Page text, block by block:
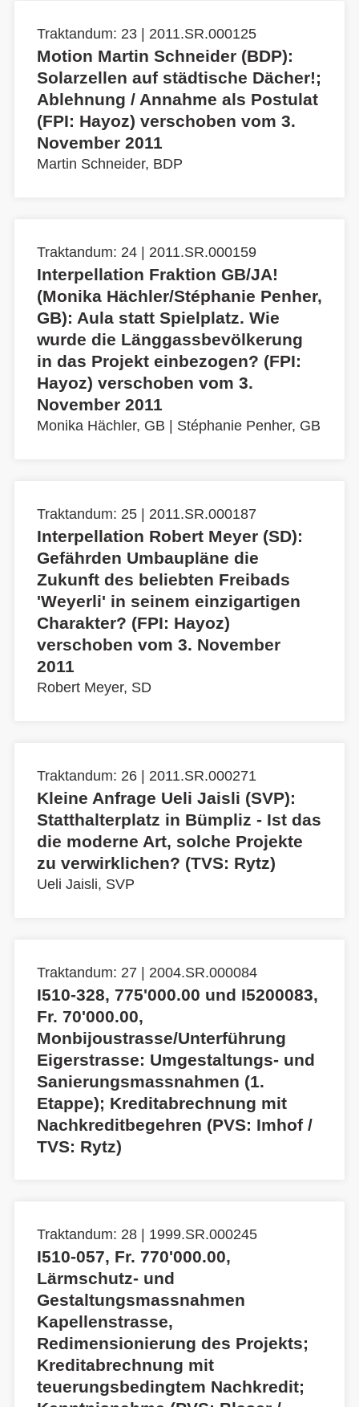
Traktandum: 23 | 2011.SR.000125
Motion Martin Schneider (BDP):
Solarzellen auf städtische Dächer!;
Ablehnung / Annahme als Postulat
(FPI: Hayoz) verschoben vom 3.
November 2011
Martin Schneider, BDP
Traktandum: 24 | 2011.SR.000159
Interpellation Fraktion GB/JA!
(Monika Hächler/Stéphanie Penher,
GB): Aula statt Spielplatz. Wie
wurde die Länggassbevölkerung
in das Projekt einbezogen? (FPI:
Hayoz) verschoben vom 3.
November 2011
Monika Hächler, GB Stéphanie Penher, GB
Traktandum: 25 | 2011.SR.000187
Interpellation Robert Meyer (SD):
Gefährden Umbaupläne die
Zukunft des beliebten Freibads
'Weyerli' in seinem einzigartigen
Charakter? (FPI: Hayoz)
verschoben vom 3. November
2011
Robert Meyer, SD
Traktandum: 26 | 2011.SR.000271
Kleine Anfrage Ueli Jaisli (SVP):
Statthalterplatz in Bümpliz - Ist das
die moderne Art, solche Projekte
zu verwirklichen? (TVS: Rytz)
Ueli Jaisli, SVP
Traktandum: 27 | 2004.SR.000084
I510-328, 775'000.00 und I5200083,
Fr. 70'000.00,
Monbijoustrasse/Unterführung
Eigerstrasse: Umgestaltungs- und
Sanierungsmassnahmen (1.
Etappe); Kreditabrechnung mit
Nachkreditbegehren (PVS: Imhof /
TVS: Rytz)
Traktandum: 28 | 1999.SR.000245
I510-057, Fr. 770'000.00,
Lärmschutz- und
Gestaltungsmassnahmen
Kapellenstrasse,
Redimensionierung des Projekts;
Kreditabrechnung mit
teuerungsbedingtem Nachkredit;